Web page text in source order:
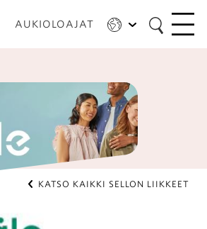
AUKIOLOAJAT
KATSO KAIKKI SELLON LIIKKEET